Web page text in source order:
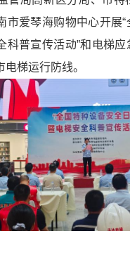
市爱琴海购物中心开展
科普宣传活动”和电梯
梯运行防线。